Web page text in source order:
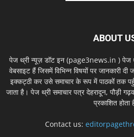
ABOUT
पेज थ्री न्यूज़ डॉट इन (page3news.in ) पेज
वेबसाइट हैं जिसमें विभिन्न विषयों पर जानकारी दी
इक्कट्ठी कर उसे समाचार के रूप में पाठकों तक
जाता है। पेज थ्री समाचार पत्र देहरादून, पौड़ी
प्रकाशित होता
Contact us: